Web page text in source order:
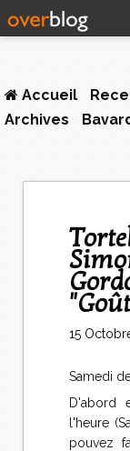
Accueil
Archives
Tortellini à la courge de
15
Samedi
D'abord
l'heure
pouvez